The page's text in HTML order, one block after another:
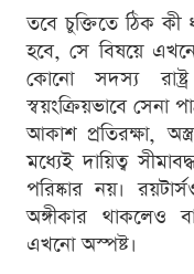
তবে চুক্তিতে ঠিক কী
হবে, সে বিষয়ে এখনো
কোনো সদস্য
স্বয়ংক্রিয়ভাবে সেনা
আকাশ প্রতিরক্ষা,
মধ্যেই দায়িত্ব
পরিষ্কার নয়।
অঙ্গীকার থাকলেও
এখনো অস্পষ্ট।